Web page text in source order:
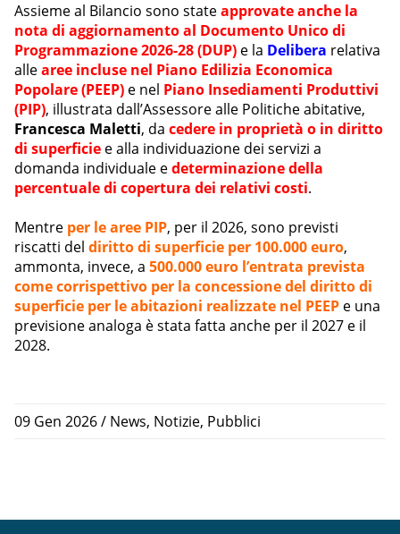
Assieme al Bilancio sono stateapprovate anche la
nota di aggiornamento al Documento Unico di
Programmazione 2026-28 (DUP) e la Delibera relativa
allearee incluse nel Piano Edilizia Economica
Popolare (PEEP) e nel Piano Insediamenti Produttivi
(PIP), illustrata dall’Assessore alle Politiche abitative,
Francesca Maletti, da cedere in proprietà o in diritto
di superficie e alla individuazione dei servizi a
domanda individuale edeterminazione della
percentuale di copertura dei relativi costi.
Mentre per le aree PIP, per il 2026, sono previsti
riscatti del diritto di superficie per 100.000 euro,
ammonta, invece, a 500.000 euro l’entrata prevista
come corrispettivo per la concessione del diritto di
superficie per le abitazioni realizzate nel PEEP e una
previsione analoga è stata fatta anche per il 2027 e il
2028.
09 Gen 2026/ News, Notizie, Pubblici